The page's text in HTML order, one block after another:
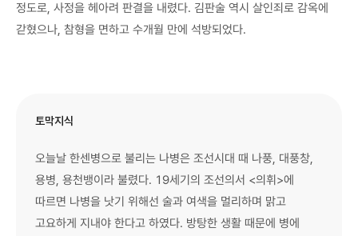
정도로, 사정을 헤아려 판결을 내렸다. 김판술 역시 살인죄로 감옥에
갇혔으나, 참형을 면하고 수개월 만에 석방되었다.
토막지식
오늘날 한센병으로 불리는 나병은 조선시대 때 나풍, 대풍창,
용병, 용천뱅이라 불렸다. 19세기의 조선의서 <의휘>에
따르면 나병을 낫기 위해선 술과 여색을 멀리하며 맑고
고요하게 지내야 한다고 하였다. 방탕한 생활 때문에 병에